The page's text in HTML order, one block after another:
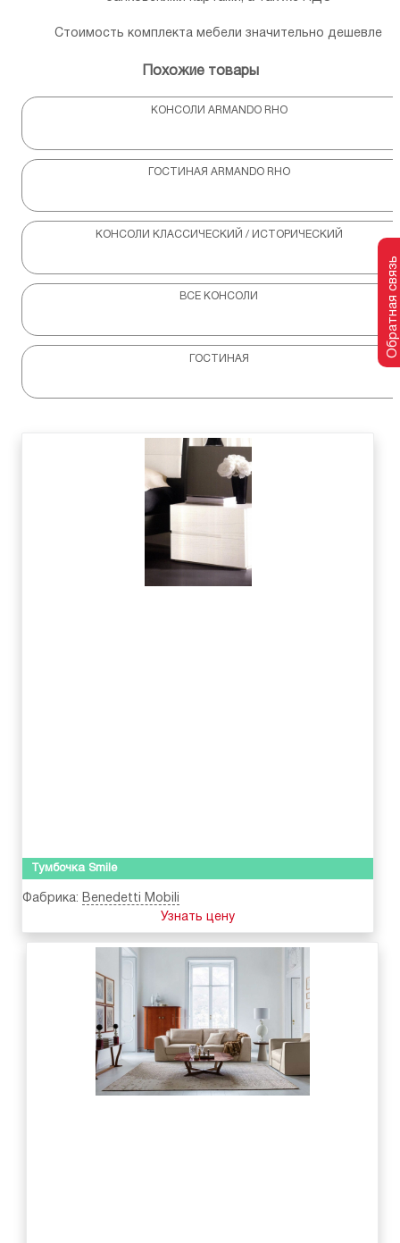
Стоимость комплекта мебели значительно дешевле
Похожие товары
КОНСОЛИ ARMANDO RHO
ГОСТИНАЯ ARMANDO RHO
КОНСОЛИ КЛАССИЧЕСКИЙ / ИСТОРИЧЕСКИЙ
ВСЕ КОНСОЛИ
ГОСТИНАЯ
Тумбочка Smile
Фабрика: Benedetti Mobili
Узнать цену
Обратная связь